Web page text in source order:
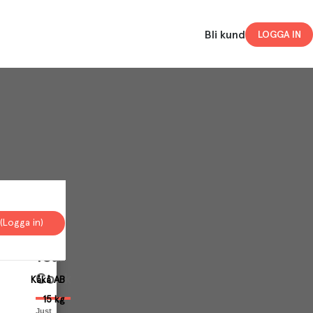
Bli kund LOGGA IN
in)
Kåkå AB
15 kg
Your
Cookies
Just